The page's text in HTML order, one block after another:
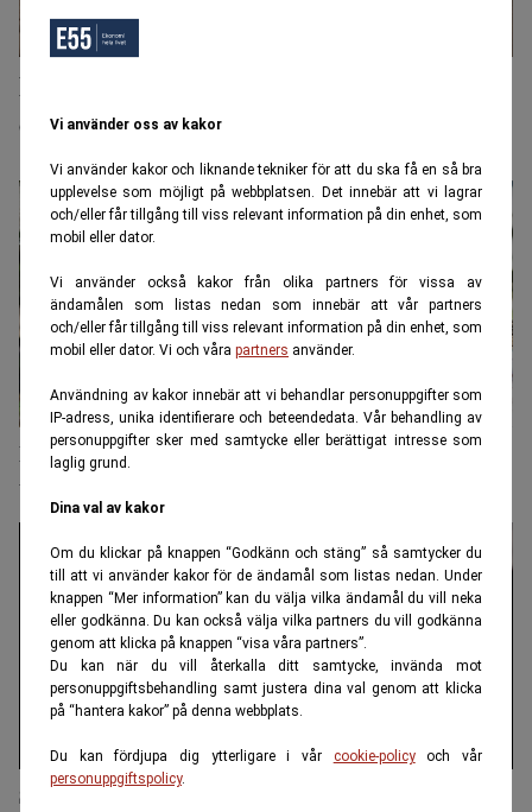
Vi använder oss av kakor
Vi använder kakor och liknande tekniker för att du ska få en så bra
upplevelse som möjligt på webbplatsen. Det innebär att vi lagrar
och/eller får tillgång till viss relevant information på din enhet, som
mobil eller dator.
Vi använder också kakor från olika partners för vissa av
ändamålen som listas nedan som innebär att vår partners
och/eller får tillgång till viss relevant information på din enhet, som
mobil eller dator. Vi och våra partners använder.
Användning av kakor innebär att vi behandlar personuppgifter som
IP-adress, unika identifierare och beteendedata. Vår behandling av
personuppgifter sker med samtycke eller berättigat intresse som
laglig grund.
Dina val av kakor
Om du klickar på knappen “Godkänn och stäng” så samtycker du
till att vi använder kakor för de ändamål som listas nedan. Under
knappen “Mer information” kan du välja vilka ändamål du vill neka
eller godkänna. Du kan också välja vilka partners du vill godkänna
genom att klicka på knappen “visa våra partners”.
Du kan när du vill återkalla ditt samtycke, invända mot
personuppgiftsbehandling samt justera dina val genom att klicka
på “hantera kakor” på denna webbplats.
Du kan fördjupa dig ytterligare i vår cookie-policyoch vår
personuppgiftspolicy.
Det här vill svenskar ha serverat på sin
egen begravning
En sista investering i framtiden – gröna begravningar
utmanar traditionen
Sverige har världens längsta väntetid på begravning